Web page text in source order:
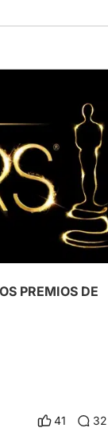
baker
PREMIOS DE
41 32